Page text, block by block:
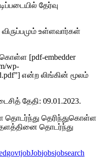
தேர்வு
உள்ளவார்கள்
[pdf-embedder
wp-
என்ற லிங்கின் மூலம்
தேதி: 09.01.2023.
தொடர்ந்து தெரிந்துகொள்ள
தொடர்ந்து
govtjobJobjobsjobsearch